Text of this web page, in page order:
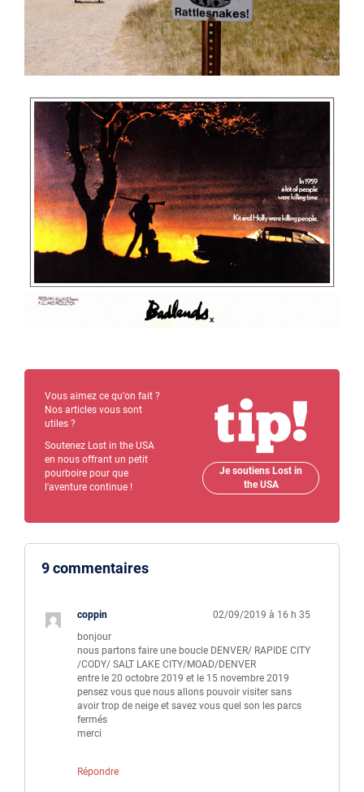
Vous aimez ce qu'on fait ?
Nos articles vous sont
utiles ?
Soutenez Lost in the USA
en nous offrant un petit
pourboire pour que
l'aventure continue !
Je soutiens Lost in
the USA
9 commentaires
coppin
02/09/2019 à 16 h 35
bonjour
nous partons faire une boucle DENVER/ RAPIDE CITY
/CODY/ SALT LAKE CITY/MOAD/DENVER
entre le 20 octobre 2019 et le 15 novembre 2019
pensez vous que nous allons pouvoir visiter sans
avoir trop de neige et savez vous quel son les parcs
fermés
merci
Répondre